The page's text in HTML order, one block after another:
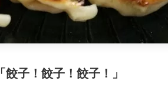
「餃子！餃子！餃子！」